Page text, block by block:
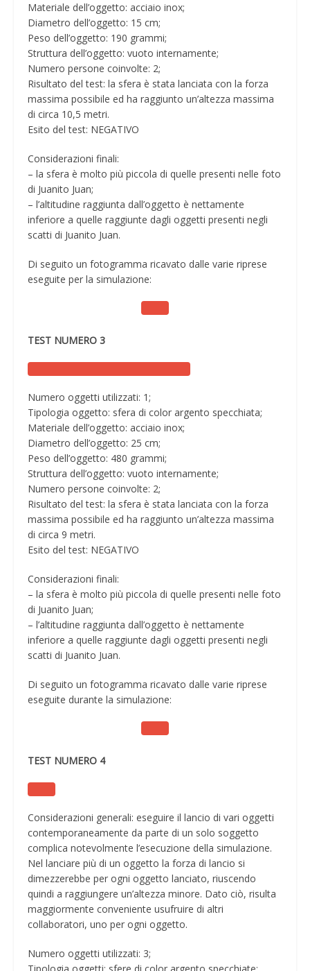
Materiale dell’oggetto: acciaio inox;
Diametro dell’oggetto: 15 cm;
Peso dell’oggetto: 190 grammi;
Struttura dell’oggetto: vuoto internamente;
Numero persone coinvolte: 2;
Risultato del test: la sfera è stata lanciata con la forza
massima possibile ed ha raggiunto un’altezza massima
di circa 10,5 metri.
Esito del test: NEGATIVO
Considerazioni finali:
– la sfera è molto più piccola di quelle presenti nelle foto
di Juanito Juan;
– l’altitudine raggiunta dall’oggetto è nettamente
inferiore a quelle raggiunte dagli oggetti presenti negli
scatti di Juanito Juan.
Di seguito un fotogramma ricavato dalle varie riprese
eseguite per la simulazione:
TEST NUMERO 3
Numero oggetti utilizzati: 1;
Tipologia oggetto: sfera di color argento specchiata;
Materiale dell’oggetto: acciaio inox;
Diametro dell’oggetto: 25 cm;
Peso dell’oggetto: 480 grammi;
Struttura dell’oggetto: vuoto internamente;
Numero persone coinvolte: 2;
Risultato del test: la sfera è stata lanciata con la forza
massima possibile ed ha raggiunto un’altezza massima
di circa 9 metri.
Esito del test: NEGATIVO
Considerazioni finali:
– la sfera è molto più piccola di quelle presenti nelle foto
di Juanito Juan;
– l’altitudine raggiunta dall’oggetto è nettamente
inferiore a quelle raggiunte dagli oggetti presenti negli
scatti di Juanito Juan.
Di seguito un fotogramma ricavato dalle varie riprese
eseguite durante la simulazione:
TEST NUMERO 4
Considerazioni generali: eseguire il lancio di vari oggetti
contemporaneamente da parte di un solo soggetto
complica notevolmente l’esecuzione della simulazione.
Nel lanciare più di un oggetto la forza di lancio si
dimezzerebbe per ogni oggetto lanciato, riuscendo
quindi a raggiungere un’altezza minore. Dato ciò, risulta
maggiormente conveniente usufruire di altri
collaboratori, uno per ogni oggetto.
Numero oggetti utilizzati: 3;